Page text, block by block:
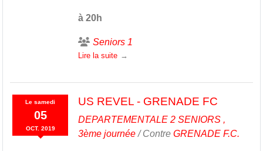
à 20h
Seniors 1
Lire la suite
Lesamedi
05
OCT. 2019
US REVEL - GRENADE FC
DEPARTEMENTALE 2 SENIORS ,
3ème journée/ Contre GRENADE F.C.